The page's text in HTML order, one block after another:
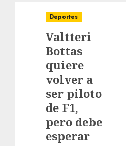
Deportes
Valtteri
Bottas
quiere
volver a
ser piloto
de F1,
pero debe
esperar